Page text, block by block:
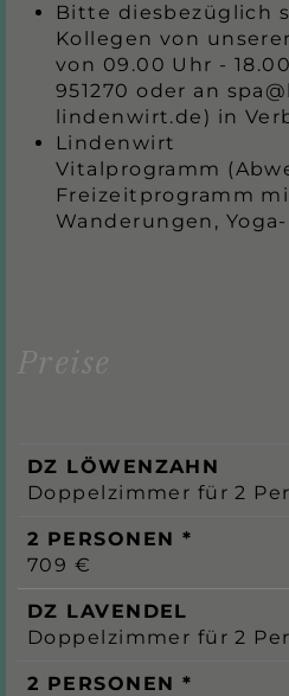
Bitte diesbezüglich
Kollegen von
von 09.00 Uhr -
951270 oder an
lindenwirt.de) in
Lindenwirt
Vitalprogramm
Freizeitprogramm
Wanderungen,
Preise
DZ LÖWENZAHN
Doppelzimmer für 2
2 PERSONEN *
709 €
DZ LAVENDEL
Doppelzimmer für 2
2 PERSONEN *